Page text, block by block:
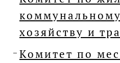
хозяйству и
Комитет по